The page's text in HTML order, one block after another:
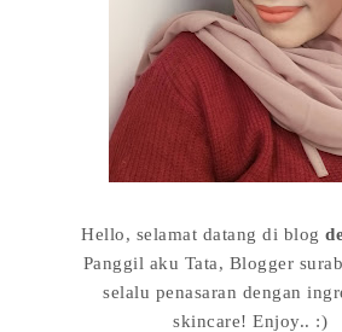
Hello, selamat datang di blog
Panggil aku Tata, Blogger
selalu penasaran dengan
skincare! Enjoy.. :)